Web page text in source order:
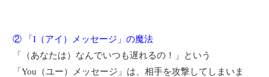
② 「I（アイ）メッセージ」の魔法
「（あなたは）なんでいつも遅れるの！」という
「You（ユー）メッセージ」は、相手を攻撃してしまいま